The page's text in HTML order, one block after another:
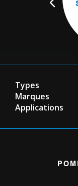
Types
Marques
Applications